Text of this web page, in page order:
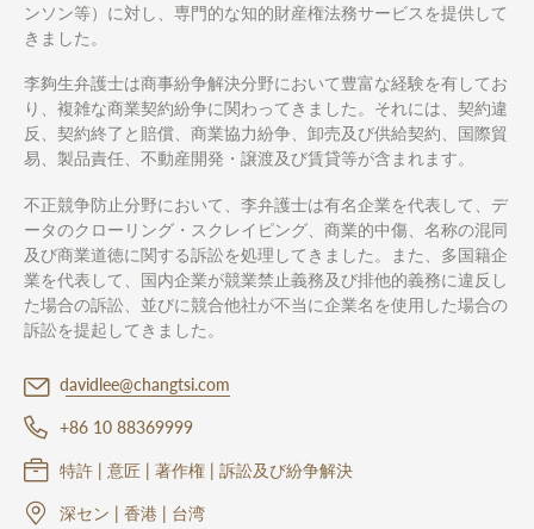
ンソン等）に対し、専門的な知的財産権法務サービスを提供して
きました。
李夠生弁護士は商事紛争解決分野において豊富な経験を有してお
り、複雑な商業契約紛争に関わってきました。それには、契約違
反、契約終了と賠償、商業協力紛争、卸売及び供給契約、国際貿
易、製品責任、不動産開発・譲渡及び賃貸等が含まれます。
不正競争防止分野において、李弁護士は有名企業を代表して、デ
ータのクローリング・スクレイピング、商業的中傷、名称の混同
及び商業道徳に関する訴訟を処理してきました。また、多国籍企
業を代表して、国内企業が競業禁止義務及び排他的義務に違反し
た場合の訴訟、並びに競合他社が不当に企業名を使用した場合の
訴訟を提起してきました。
davidlee@changtsi.com
+86 10 88369999
特許 | 意匠 | 著作権 | 訴訟及び紛争解決
深セン | 香港 | 台湾